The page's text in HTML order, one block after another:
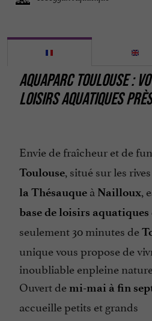
AQUAPARC TOULOUSE :
LOISIRS AQUATIQUES
Envie de fraîcheur et de
Toulouse, situé sur les
la Thésauque à Nailloux,
base de loisirs aquatiques
seulement 30 minutes de
unique vous propose de
inoubliable enpleine
Ouvert de mi-mai à fin
accueille petits et grands